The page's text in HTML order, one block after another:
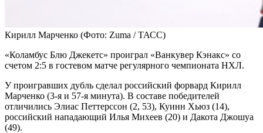
Кирилл Марченко (Фото: Zuma / ТАСС)
«Коламбус Блю Джекетс» проиграл «Ванкувер Кэнакс» со
счетом 2:5 в гостевом матче регулярного чемпионата НХЛ.
У проигравших дубль сделал российский форвард Кирилл
Марченко (3-я и 57-я минута). В составе победителей
отличились Элиас Петтерссон (2, 53), Куинн Хьюз (14),
российский нападающий Илья Михеев (20) и Дакота Джошуа
(49).